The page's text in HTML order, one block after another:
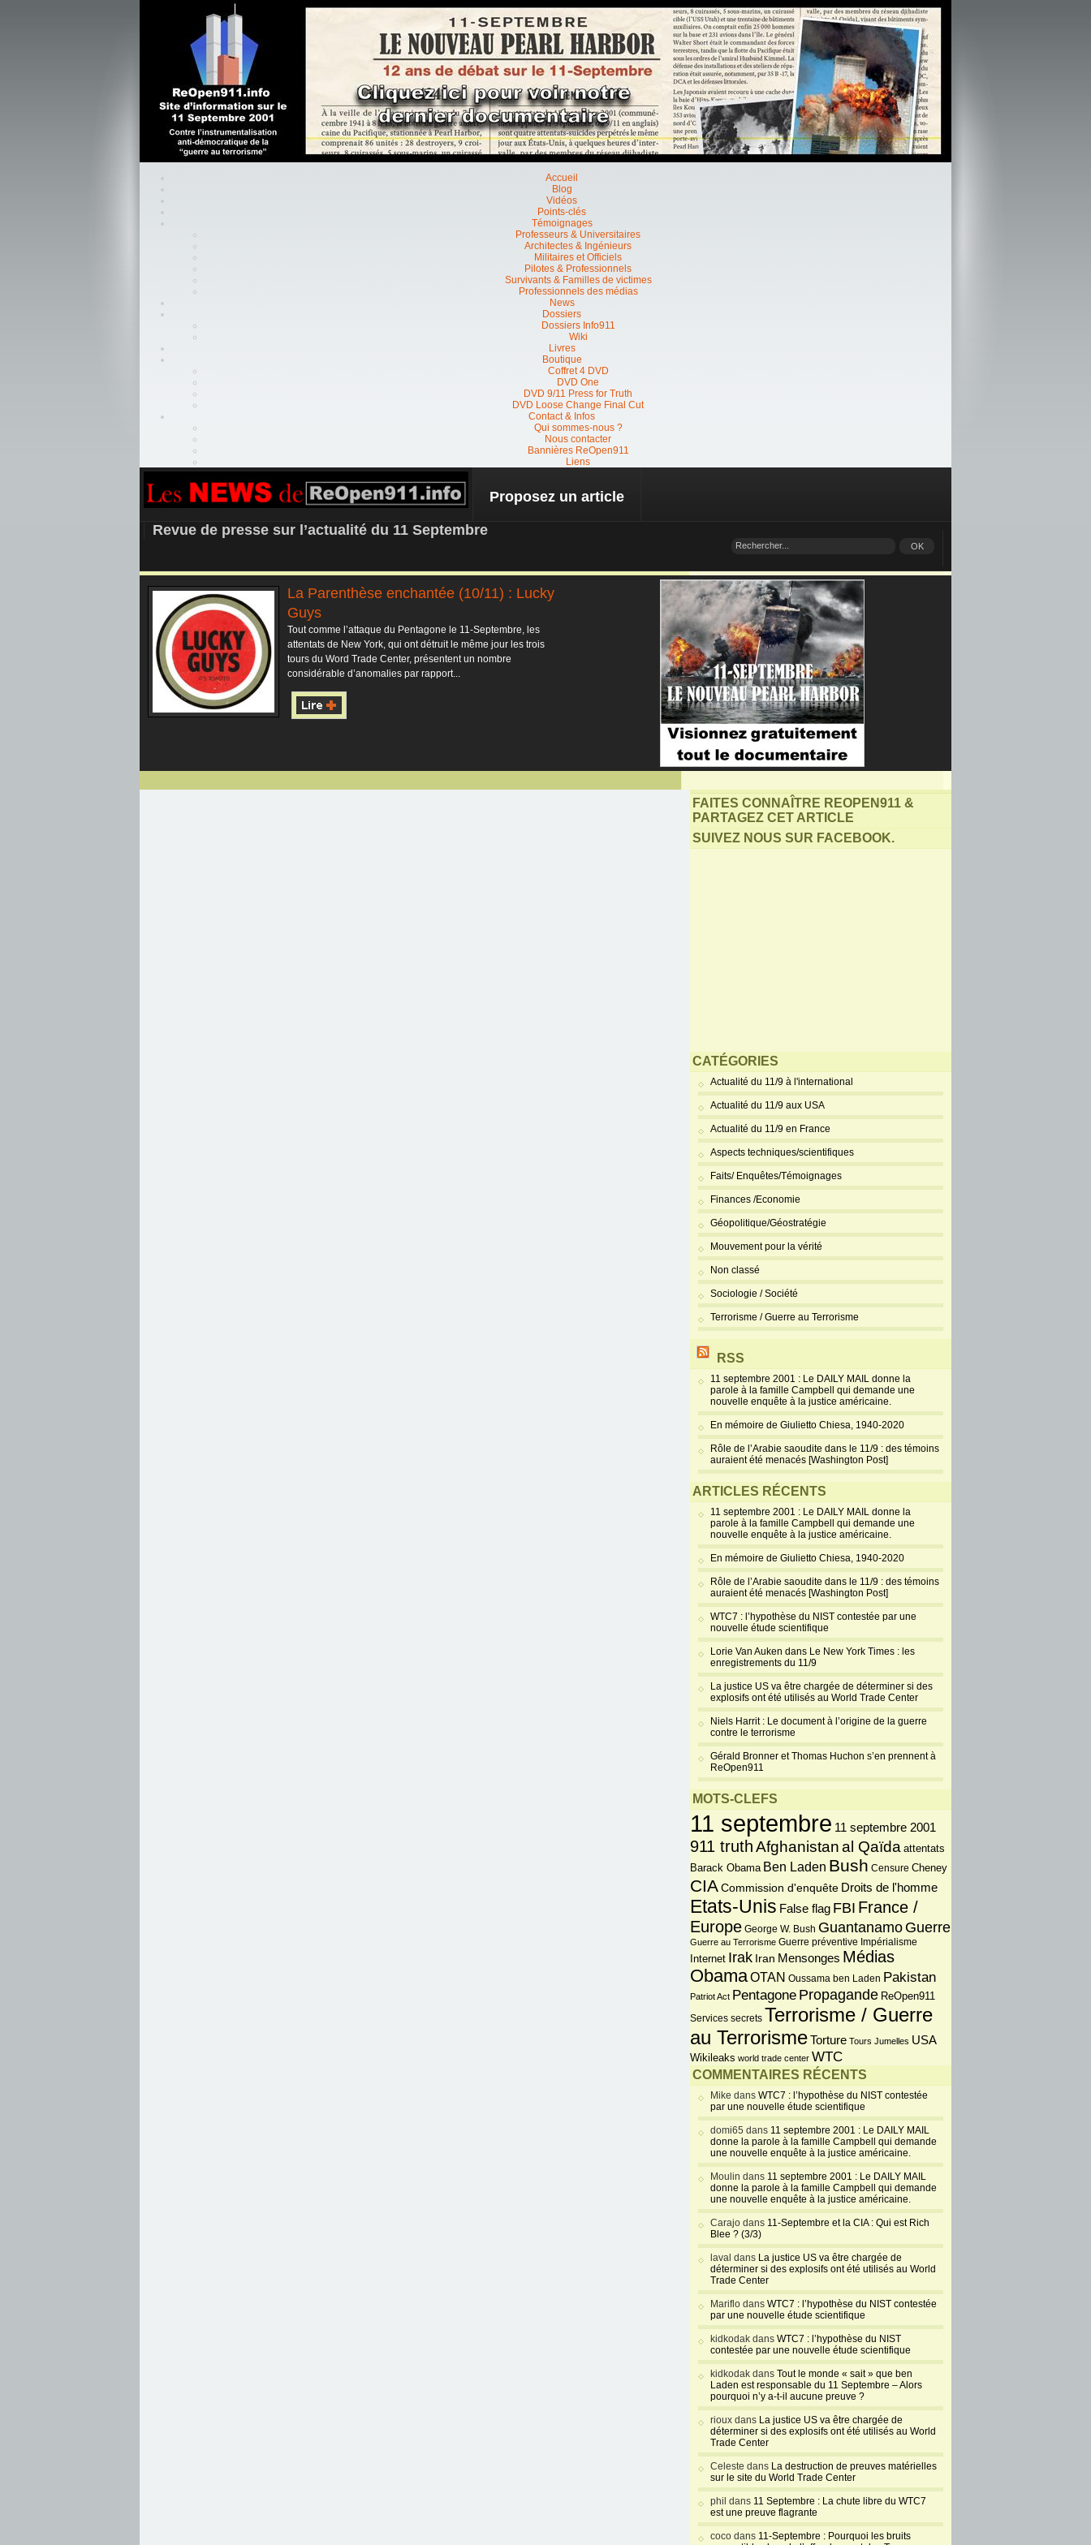
Accueil
Blog
Vidéos
Points-clés
Témoignages
Professeurs & Universitaires
Architectes & Ingénieurs
Militaires et Officiels
Pilotes & Professionnels
Survivants & Familles de victimes
Professionnels des médias
News
Dossiers
Dossiers Info911
Wiki
Livres
Boutique
Coffret 4 DVD
DVD One
DVD 9/11 Press for Truth
DVD Loose Change Final Cut
Contact & Infos
Qui sommes-nous ?
Nous contacter
Bannières ReOpen911
Liens
REOPEN911 – NEWS
Proposez un article
Revue de presse sur l’actualité du 11 Septembre
La Parenthèse enchantée (10/11) : Lucky
Guys
Tout comme l’attaque du Pentagone le 11-Septembre, les
attentats de New York, qui ont détruit le même jour les trois
tours du Word Trade Center, présentent un nombre
considérable d’anomalies par rapport...
FAITES CONNAÎTRE REOPEN911 &
PARTAGEZ CET ARTICLE
SUIVEZ NOUS SUR FACEBOOK.
CATÉGORIES
Actualité du 11/9 à l'international
Actualité du 11/9 aux USA
Actualité du 11/9 en France
Aspects techniques/scientifiques
Faits/ Enquêtes/Témoignages
Finances /Economie
Géopolitique/Géostratégie
Mouvement pour la vérité
Non classé
Sociologie / Société
Terrorisme / Guerre au Terrorisme
RSS
11 septembre 2001 : Le DAILY MAIL donne la
parole à la famille Campbell qui demande une
nouvelle enquête à la justice américaine.
En mémoire de Giulietto Chiesa, 1940-2020
Rôle de l’Arabie saoudite dans le 11/9 : des témoins
auraient été menacés [Washington Post]
ARTICLES RÉCENTS
11 septembre 2001 : Le DAILY MAIL donne la
parole à la famille Campbell qui demande une
nouvelle enquête à la justice américaine.
En mémoire de Giulietto Chiesa, 1940-2020
Rôle de l’Arabie saoudite dans le 11/9 : des témoins
auraient été menacés [Washington Post]
WTC7 : l’hypothèse du NIST contestée par une
nouvelle étude scientifique
Lorie Van Auken dans Le New York Times : les
enregistrements du 11/9
La justice US va être chargée de déterminer si des
explosifs ont été utilisés au World Trade Center
Niels Harrit : Le document à l’origine de la guerre
contre le terrorisme
Gérald Bronner et Thomas Huchon s’en prennent à
ReOpen911
MOTS-CLEFS
11 septembre 11 septembre 2001
911 truthAfghanistanal Qaïda attentats
Barack Obama Ben Laden Bush Censure Cheney
CIA Commission d'enquête Droits de l'homme
Etats-Unis False flag FBI France /
Europe George W. Bush Guantanamo Guerre
Guerre au Terrorisme Guerre préventive Impérialisme
Internet Irak Iran Mensonges Médias
ObamaOTAN Oussama ben Laden Pakistan
Patriot Act Pentagone Propagande ReOpen911
Services secrets Terrorisme / Guerre
au TerrorismeTorture Tours Jumelles USA
Wikileaks world trade center WTC
COMMENTAIRES RÉCENTS
Mike dans WTC7 : l’hypothèse du NIST contestée
par une nouvelle étude scientifique
domi65 dans 11 septembre 2001 : Le DAILY MAIL
donne la parole à la famille Campbell qui demande
une nouvelle enquête à la justice américaine.
Moulin dans 11 septembre 2001 : Le DAILY MAIL
donne la parole à la famille Campbell qui demande
une nouvelle enquête à la justice américaine.
Carajo dans 11-Septembre et la CIA : Qui est Rich
Blee ? (3/3)
laval dans La justice US va être chargée de
déterminer si des explosifs ont été utilisés au World
Trade Center
Mariflo dans WTC7 : l’hypothèse du NIST contestée
par une nouvelle étude scientifique
kidkodak dans WTC7 : l’hypothèse du NIST
contestée par une nouvelle étude scientifique
kidkodak dans Tout le monde « sait » que ben
Laden est responsable du 11 Septembre – Alors
pourquoi n’y a-t-il aucune preuve ?
rioux dans La justice US va être chargée de
déterminer si des explosifs ont été utilisés au World
Trade Center
Celeste dans La destruction de preuves matérielles
sur le site du World Trade Center
phil dans 11 Septembre : La chute libre du WTC7
est une preuve flagrante
coco dans 11-Septembre : Pourquoi les bruits